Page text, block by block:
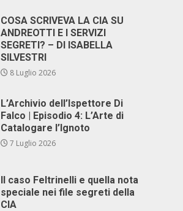
COSA SCRIVEVA LA CIA SU
ANDREOTTI E I SERVIZI
SEGRETI? – DI ISABELLA
SILVESTRI
8 Luglio 2026
L’Archivio dell’Ispettore Di
Falco | Episodio 4: L’Arte di
Catalogare l’Ignoto
7 Luglio 2026
Il caso Feltrinelli e quella nota
speciale nei file segreti della
CIA